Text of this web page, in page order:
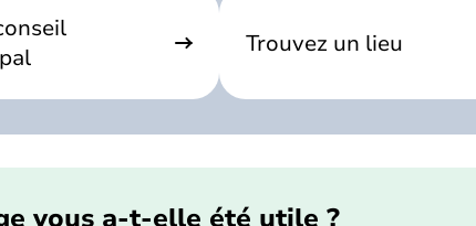
Trouvez un lieu
vous a-t-elle été utile ?